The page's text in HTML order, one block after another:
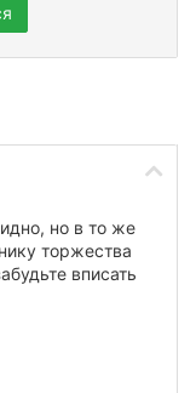
но в то же
торжества
вписать